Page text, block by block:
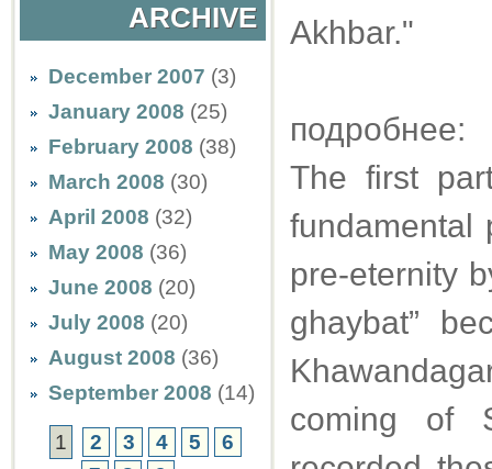
ARCHIVE
December 2007 (3)
January 2008 (25)
February 2008 (38)
March 2008 (30)
April 2008 (32)
May 2008 (36)
June 2008 (20)
July 2008 (20)
August 2008 (36)
September 2008 (14)
1 2 3 4 5
6
Akhbar."
подробнее:
The first
fundamental
pre-eternity
ghaybat”
coming of